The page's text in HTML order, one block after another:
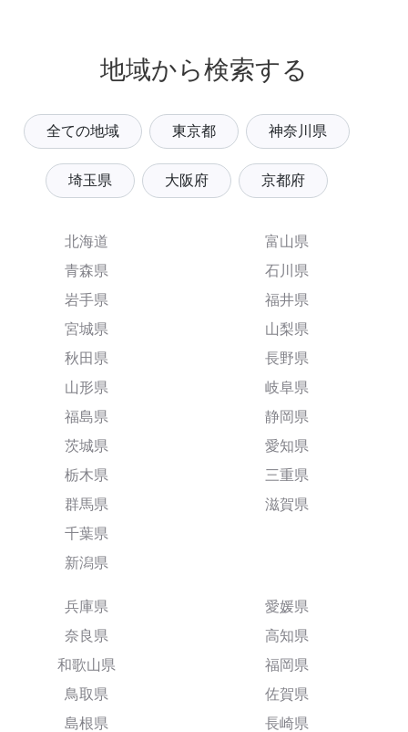
地域から検索する
全ての地域 東京都 神奈川県
埼玉県 大阪府 京都府
北海道
青森県
岩手県
宮城県
秋田県
山形県
福島県
茨城県
栃木県
群馬県
千葉県
新潟県
富山県
石川県
福井県
山梨県
長野県
岐阜県
静岡県
愛知県
三重県
滋賀県
兵庫県
奈良県
和歌山県
鳥取県
島根県
愛媛県
高知県
福岡県
佐賀県
長崎県